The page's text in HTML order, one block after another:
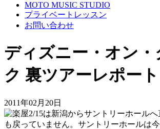
MOTO MUSIC STUDIO
プライベートレッスン
お問い合わせ
ディズニー・オン・
ク 裏ツアーレポート
2011年02月20日
2/15は新潟からサントリーホール
も戻っていません。サントリーホールは